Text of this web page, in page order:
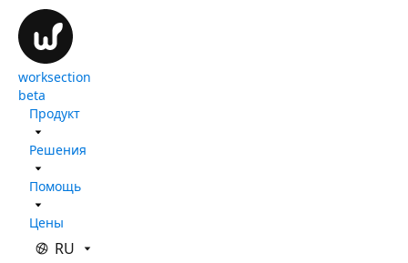
worksection
beta
Продукт
Решения
Помощь
Цены
RU